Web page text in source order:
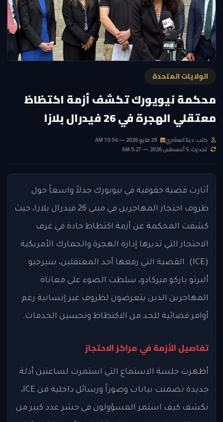
الولايات المتحدة
محكمة نيويورك تكشف أزمة اكتظاظ
معتقلي الهجرة في 26 فيدرال بلازا
كتب: دينا العشري
تحديث: 5 أغسطس 2026 — 5:27 AM
أثارت قضية حقوقية في نيويورك جدلاً واسعاً حول
ظروف احتجاز المهاجرين في مبنى 26 فيدرال بلازا، حيث
كشفت المحكمة عن أزمة اكتظاظ حادة في غرف
الاحتجاز التي تديرها إدارة الهجرة والجمارك الأمريكية
(ICE). القضية التي رفعها أحد المعتقلين، سيرجيو
ألبرتو باركو ميركادو، سلطت الضوء على معاناة
المهاجرين الذين يتعرضون لظروف غير إنسانية رغم
أوامر قضائية للحد من الاكتظاظ وتحسين الخدمات.
تفاصيل الأزمة في مراكز الاحتجاز
أظهرت جلسة الاستماع التي استمرت لساعتين أدلة
جديدة تضمنت بيانات وصوراً ورسائل داخلية من ICE،
تكشف كيف استمر المسؤولون في حشر عدد كبير من